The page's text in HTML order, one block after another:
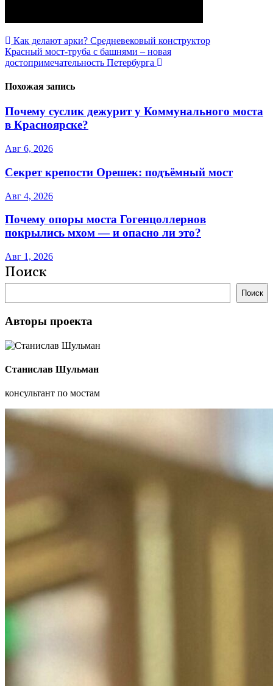
Навигация
по
Как делают арки? Средневековый конструктор
Красный мост-труба с башнями – новая
достопримечательность Петербурга
Похожая запись
Почему суслик дежурит у Коммунального моста
в Красноярске?
Авг 6, 2026
Секрет крепости Орешек: подъёмный мост
Авг 4, 2026
Почему опоры моста Гогенцоллернов
покрылись мхом — и опасно ли это?
Авг 1, 2026
Поиск
Поиск
Авторы проекта
Станислав Шульман
консультант по мостам